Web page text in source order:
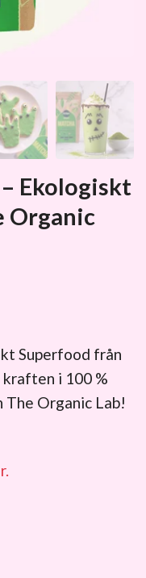
Ekologiskt
Organic
Superfood från
kraften i 100 %
Organic Lab!